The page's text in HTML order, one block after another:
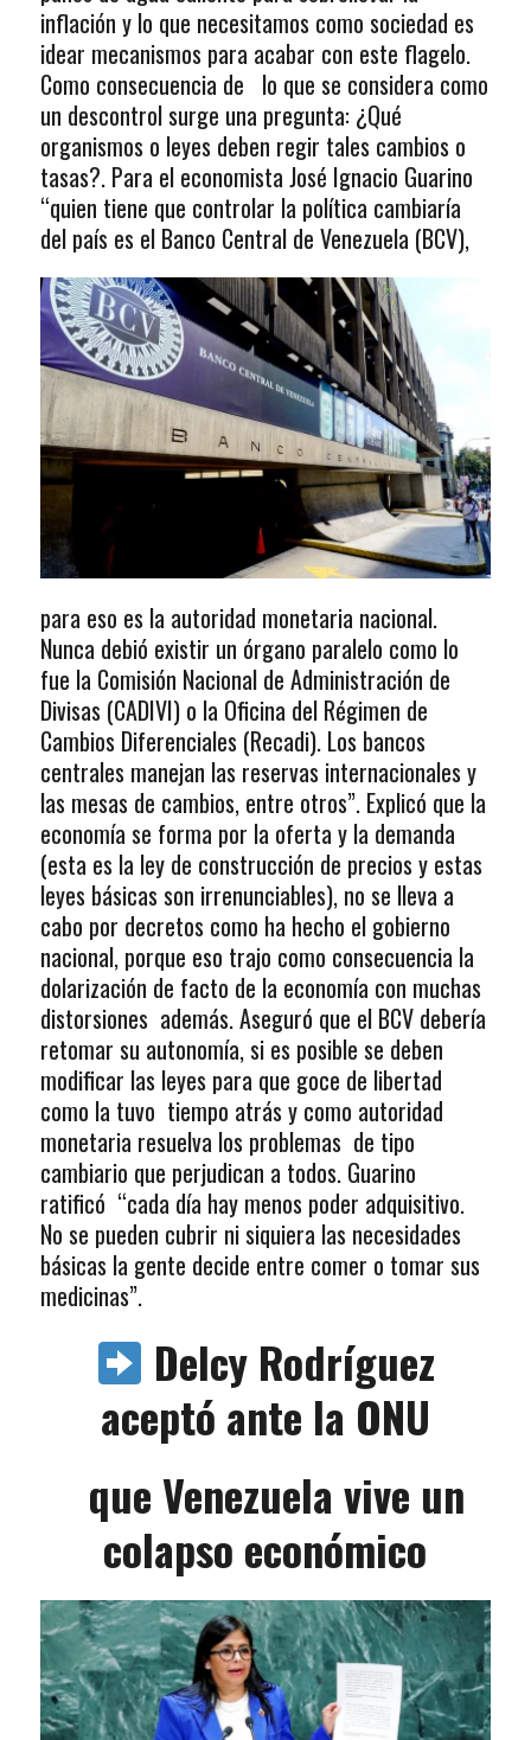
inflación y lo que necesitamos como sociedad es
idear mecanismos para acabar con este flagelo.
Como consecuencia de lo que se considera como
un descontrol surge una pregunta: ¿Qué
organismos o leyes deben regir tales cambios o
tasas?. Para el economista José Ignacio Guarino
“quien tiene que controlar la política cambiaría
del país es el Banco Central de Venezuela (BCV),
para eso es la autoridad monetaria nacional.
Nunca debió existir un órgano paralelo como lo
fue la Comisión Nacional de Administración de
Divisas (CADIVI) o la Oficina del Régimen de
Cambios Diferenciales (Recadi). Los bancos
centrales manejan las reservas internacionales y
las mesas de cambios, entre otros”. Explicó que la
economía se forma por la oferta y la demanda
(esta es la ley de construcción de precios y estas
leyes básicas son irrenunciables), no se lleva a
cabo por decretos como ha hecho el gobierno
nacional, porque eso trajo como consecuencia la
dolarización de facto de la economía con muchas
distorsiones además. Aseguró que el BCV debería
retomar su autonomía, si es posible se deben
modificar las leyes para que goce de libertad
como la tuvo tiempo atrás y como autoridad
monetaria resuelva los problemas de tipo
cambiario que perjudican a todos. Guarino
ratificó “cada día hay menos poder adquisitivo.
No se pueden cubrir ni siquiera las necesidades
básicas la gente decide entre comer o tomar sus
medicinas”.
Delcy Rodríguez
aceptó ante la ONU
que Venezuela vive un
colapso económico